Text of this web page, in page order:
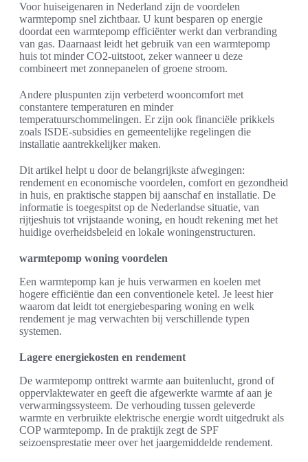
Voor huiseigenaren in Nederland zijn de voordelen
warmtepomp snel zichtbaar. U kunt besparen op energie
doordat een warmtepomp efficiënter werkt dan verbranding
van gas. Daarnaast leidt het gebruik van een warmtepomp
huis tot minder CO2-uitstoot, zeker wanneer u deze
combineert met zonnepanelen of groene stroom.
Andere pluspunten zijn verbeterd wooncomfort met
constantere temperaturen en minder
temperatuurschommelingen. Er zijn ook financiële prikkels
zoals ISDE-subsidies en gemeentelijke regelingen die
installatie aantrekkelijker maken.
Dit artikel helpt u door de belangrijkste afwegingen:
rendement en economische voordelen, comfort en gezondheid
in huis, en praktische stappen bij aanschaf en installatie. De
informatie is toegespitst op de Nederlandse situatie, van
rijtjeshuis tot vrijstaande woning, en houdt rekening met het
huidige overheidsbeleid en lokale woningenstructuren.
warmtepomp woning voordelen
Een warmtepomp kan je huis verwarmen en koelen met
hogere efficiëntie dan een conventionele ketel. Je leest hier
waarom dat leidt tot energiebesparing woning en welk
rendement je mag verwachten bij verschillende typen
systemen.
Lagere energiekosten en rendement
De warmtepomp onttrekt warmte aan buitenlucht, grond of
oppervlaktewater en geeft die afgewerkte warmte af aan je
verwarmingssysteem. De verhouding tussen geleverde
warmte en verbruikte elektrische energie wordt uitgedrukt als
COP warmtepomp. In de praktijk zegt de SPF
seizoensprestatie meer over het jaargemiddelde rendement.